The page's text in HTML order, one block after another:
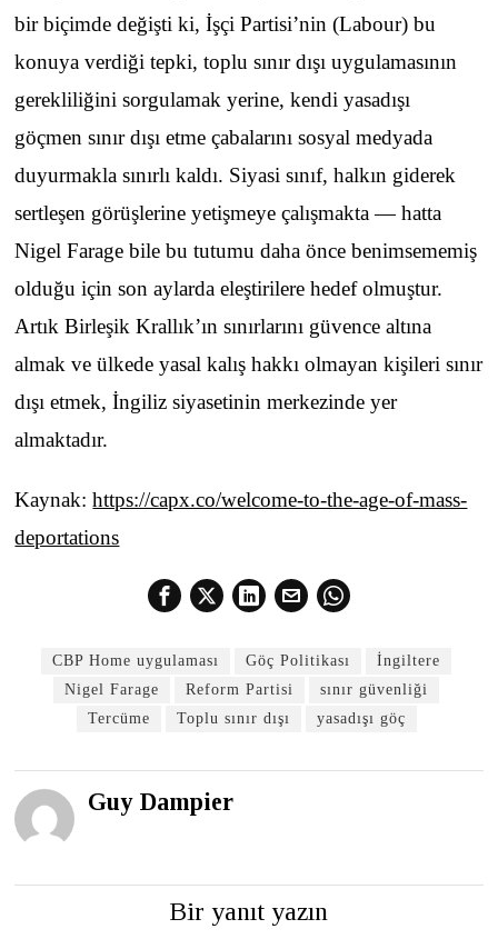
bir biçimde değişti ki, İşçi Partisi’nin (Labour) bu
konuya verdiği tepki, toplu sınır dışı uygulamasının
gerekliliğini sorgulamak yerine, kendi yasadışı
göçmen sınır dışı etme çabalarını sosyal medyada
duyurmakla sınırlı kaldı. Siyasi sınıf, halkın giderek
sertleşen görüşlerine yetişmeye çalışmakta — hatta
Nigel Farage bile bu tutumu daha önce benimsememiş
olduğu için son aylarda eleştirilere hedef olmuştur.
Artık Birleşik Krallık’ın sınırlarını güvence altına
almak ve ülkede yasal kalış hakkı olmayan kişileri sınır
dışı etmek, İngiliz siyasetinin merkezinde yer
almaktadır.
Kaynak:https://capx.co/welcome-to-the-age-of-mass-
deportations
CBP Home uygulaması Göç Politikası
İngiltere
Nigel Farage
Reform Partisi
sınır güvenliği
Tercüme
Toplu sınır dışı yasadışı göç
Guy Dampier
Bir yanıt yazın